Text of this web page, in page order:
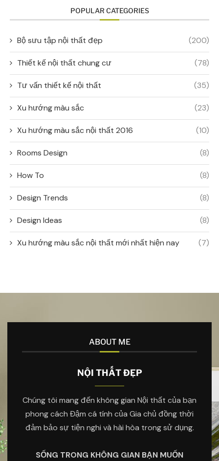
POPULAR CATEGORIES
Bộ sưu tập nội thất đẹp (200)
Thiết kế nội thất chung cư (78)
Tư vấn thiết kế nội thất (35)
Xu hướng màu sắc (23)
Xu hướng màu sắc nội thất 2016 (10)
Rooms Design (8)
How To (8)
Design Trends (8)
Design Ideas (8)
Xu hướng màu sắc nội thất mới nhất hiện nay (7)
ABOUT ME
NỘI THẤT ĐẸP
Chúng tôi mang đến không gian Nội thất của bạn
phong cách Đậm cá tính của Gia chủ đồng thời
đảm bảo sự tiện nghi và hài hòa trong sử dụng.
SỐNG TRONG KHÔNG GIAN BẠN MUỐN